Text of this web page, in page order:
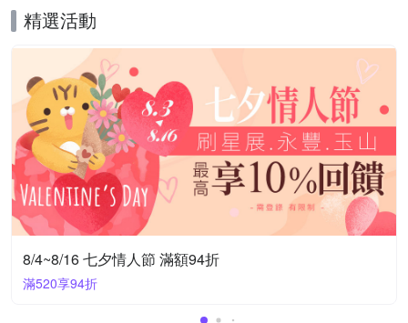
精選活動
8/4~8/16 七夕情人節 滿額94折
滿520享94折